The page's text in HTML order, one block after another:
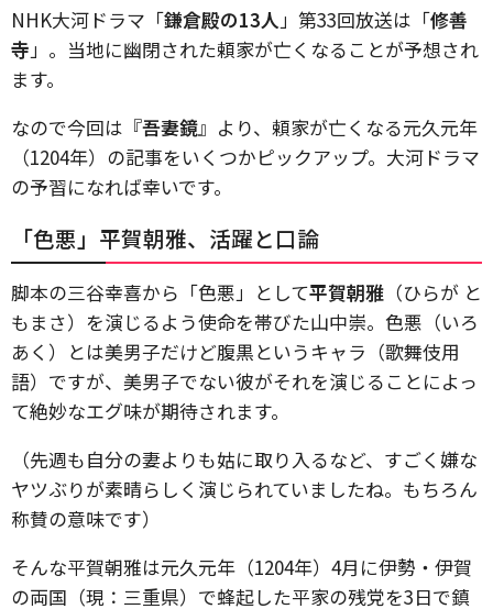
NHK大河ドラマ「鎌倉殿の13人」第33回放送は「修善
寺」。当地に幽閉された頼家が亡くなることが予想され
ます。
なので今回は『吾妻鏡』より、頼家が亡くなる元久元年
（1204年）の記事をいくつかピックアップ。大河ドラマ
の予習になれば幸いです。
「色悪」平賀朝雅、活躍と口論
脚本の三谷幸喜から「色悪」として平賀朝雅 （ひらが と
もまさ）を演じるよう使命を帯びた山中崇。色悪（いろ
あく）とは美男子だけど腹黒というキャラ（歌舞伎用
語）ですが、美男子でない彼がそれを演じることによっ
て絶妙なエグ味が期待されます。
（先週も自分の妻よりも姑に取り入るなど、すごく嫌な
ヤツぶりが素晴らしく演じられていましたね。もちろん
称賛の意味です）
そんな平賀朝雅は元久元年（1204年）4月に伊勢・伊賀
の両国（現：三重県）で蜂起した平家の残党を3日で鎮